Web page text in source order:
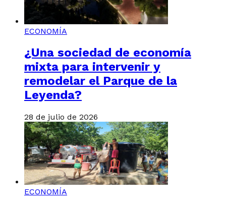
ECONOMÍA
¿Una sociedad de economía
mixta para intervenir y
remodelar el Parque de la
Leyenda?
28 de julio de 2026
ECONOMÍA